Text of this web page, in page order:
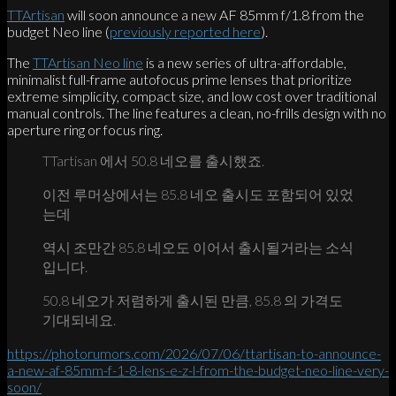
TTArtisan will soon announce a new AF 85mm f/1.8 from the
budget Neo line (previously reported here).
The TTArtisan Neo line is a new series of ultra-affordable,
minimalist full-frame autofocus prime lenses that prioritize
extreme simplicity, compact size, and low cost over traditional
manual controls. The line features a clean, no-frills design with no
aperture ring or focus ring.
TTartisan 에서 50.8 네오를 출시했죠.
이전 루머상에서는 85.8 네오 출시도 포함되어 있었
는데
역시 조만간 85.8 네오도 이어서 출시될거라는 소식
입니다.
50.8 네오가 저렴하게 출시된 만큼, 85.8 의 가격도
기대되네요.
https://photorumors.com/2026/07/06/ttartisan-to-announce-
a-new-af-85mm-f-1-8-lens-e-z-l-from-the-budget-neo-line-very-
soon/